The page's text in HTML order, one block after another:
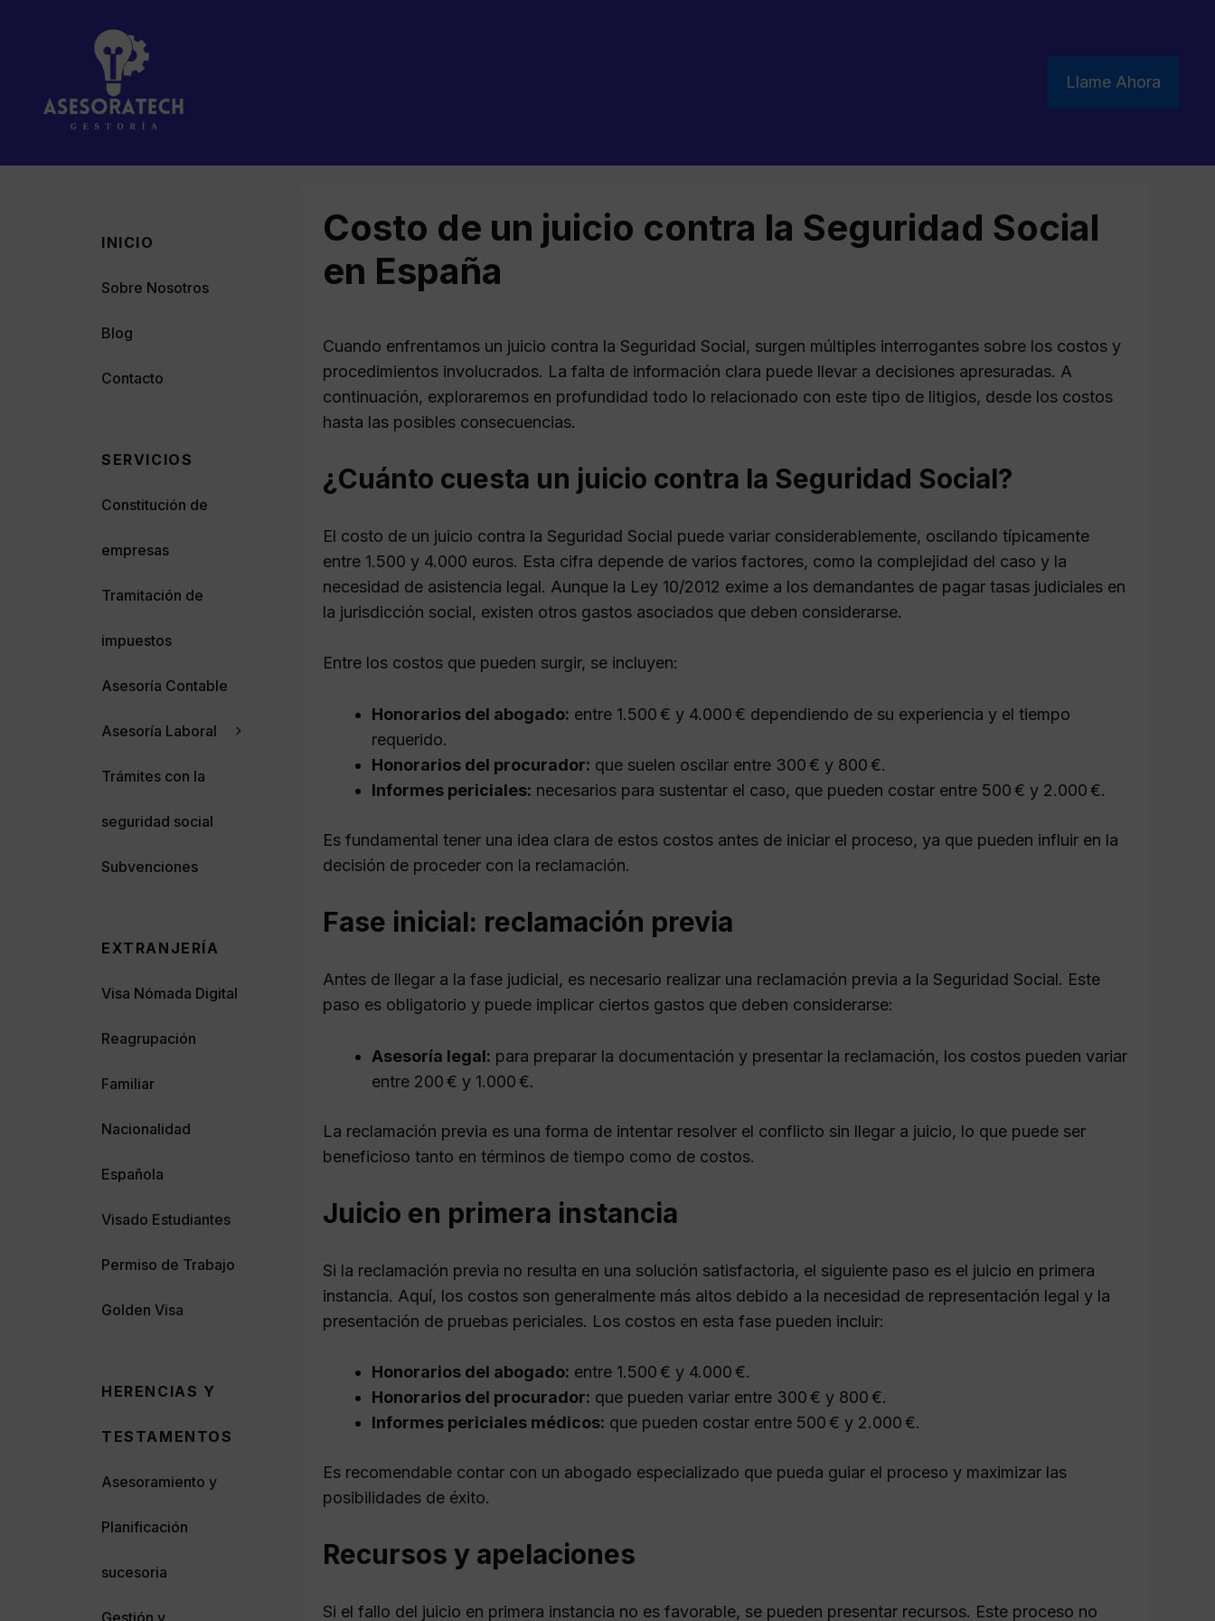
Llame Ahora
Costo de un juicio contra la Seguridad Social
en España
Cuando enfrentamos un juicio contra la Seguridad Social, surgen múltiples interrogantes sobre los costos y
procedimientos involucrados. La falta de información clara puede llevar a decisiones apresuradas. A
continuación, exploraremos en profundidad todo lo relacionado con este tipo de litigios, desde los costos
hasta las posibles consecuencias.
¿Cuánto cuesta un juicio contra la Seguridad Social?
El costo de un juicio contra la Seguridad Social puede variar considerablemente, oscilando típicamente
entre 1.500 y 4.000 euros. Esta cifra depende de varios factores, como la complejidad del caso y la
necesidad de asistencia legal. Aunque la Ley 10/2012 exime a los demandantes de pagar tasas judiciales en
la jurisdicción social, existen otros gastos asociados que deben considerarse.
Entre los costos que pueden surgir, se incluyen:
Honorarios del abogado: entre 1.500 € y 4.000 € dependiendo de su experiencia y el tiempo
requerido.
Honorarios del procurador: que suelen oscilar entre 300 € y 800 €.
Informes periciales: necesarios para sustentar el caso, que pueden costar entre 500 € y 2.000 €.
Es fundamental tener una idea clara de estos costos antes de iniciar el proceso, ya que pueden influir en la
decisión de proceder con la reclamación.
Fase inicial: reclamación previa
Antes de llegar a la fase judicial, es necesario realizar una reclamación previa a la Seguridad Social. Este
paso es obligatorio y puede implicar ciertos gastos que deben considerarse:
Asesoría legal: para preparar la documentación y presentar la reclamación, los costos pueden variar
entre 200 € y 1.000 €.
La reclamación previa es una forma de intentar resolver el conflicto sin llegar a juicio, lo que puede ser
beneficioso tanto en términos de tiempo como de costos.
Juicio en primera instancia
Si la reclamación previa no resulta en una solución satisfactoria, el siguiente paso es el juicio en primera
instancia. Aquí, los costos son generalmente más altos debido a la necesidad de representación legal y la
presentación de pruebas periciales. Los costos en esta fase pueden incluir:
Honorarios del abogado: entre 1.500 € y 4.000 €.
Honorarios del procurador: que pueden variar entre 300 € y 800 €.
Informes periciales médicos: que pueden costar entre 500 € y 2.000 €.
Es recomendable contar con un abogado especializado que pueda guiar el proceso y maximizar las
posibilidades de éxito.
Recursos y apelaciones
Si el fallo del juicio en primera instancia no es favorable, se pueden presentar recursos. Este proceso no
INICIO
Sobre Nosotros
Blog
Contacto
SERVICIOS
Constitución de
empresas
Tramitación de
impuestos
Asesoría Contable
Asesoría Laboral
Trámites con la
seguridad social
Subvenciones
EXTRANJERÍA
Visa Nómada Digital
Reagrupación
Familiar
Nacionalidad
Española
Visado Estudiantes
Permiso de Trabajo
Golden Visa
HERENCIAS Y
TESTAMENTOS
Asesoramiento y
Planificación
sucesoria
Gestión y